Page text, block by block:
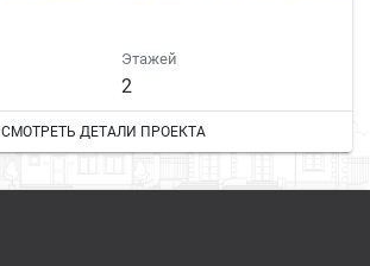
Этажей
2
СМОТРЕТЬ ДЕТАЛИ ПРОЕКТА